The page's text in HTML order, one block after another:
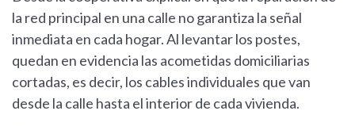
la red principal en una calle no garantiza la señal
inmediata en cada hogar. Al levantar los postes,
quedan en evidencia las acometidas domiciliarias
cortadas, es decir, los cables individuales que van
desde la calle hasta el interior de cada vivienda.